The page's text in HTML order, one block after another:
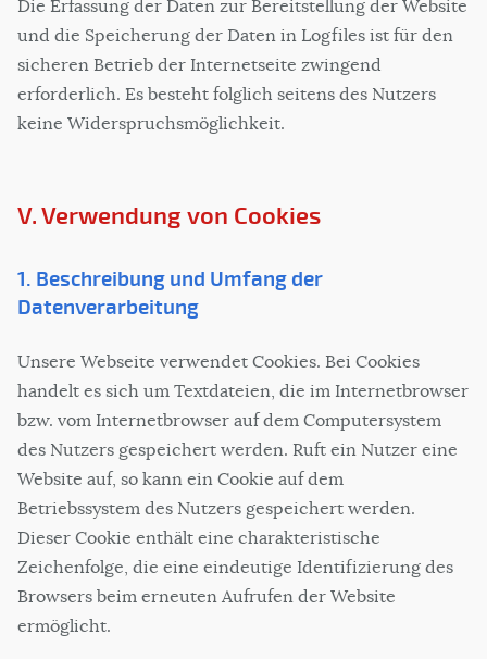
Die Erfassung der Daten zur Bereitstellung der Website
und die Speicherung der Daten in Logfiles ist für den
sicheren Betrieb der Internetseite zwingend
erforderlich. Es besteht folglich seitens des Nutzers
keine Widerspruchsmöglichkeit.
V. Verwendung von Cookies
1. Beschreibung und Umfang der
Datenverarbeitung
Unsere Webseite verwendet Cookies. Bei Cookies
handelt es sich um Textdateien, die im Internetbrowser
bzw. vom Internetbrowser auf dem Computersystem
des Nutzers gespeichert werden. Ruft ein Nutzer eine
Website auf, so kann ein Cookie auf dem
Betriebssystem des Nutzers gespeichert werden.
Dieser Cookie enthält eine charakteristische
Zeichenfolge, die eine eindeutige Identifizierung des
Browsers beim erneuten Aufrufen der Website
ermöglicht.